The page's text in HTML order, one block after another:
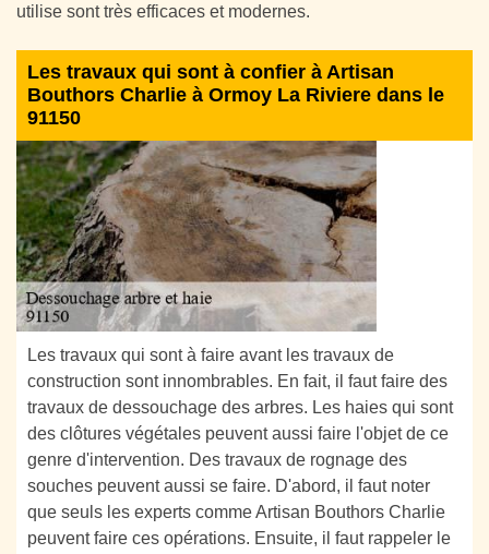
utilise sont très efficaces et modernes.
Les travaux qui sont à confier à Artisan
Bouthors Charlie à Ormoy La Riviere dans le
91150
Les travaux qui sont à faire avant les travaux de
construction sont innombrables. En fait, il faut faire des
travaux de dessouchage des arbres. Les haies qui sont
des clôtures végétales peuvent aussi faire l'objet de ce
genre d'intervention. Des travaux de rognage des
souches peuvent aussi se faire. D'abord, il faut noter
que seuls les experts comme Artisan Bouthors Charlie
peuvent faire ces opérations. Ensuite, il faut rappeler le